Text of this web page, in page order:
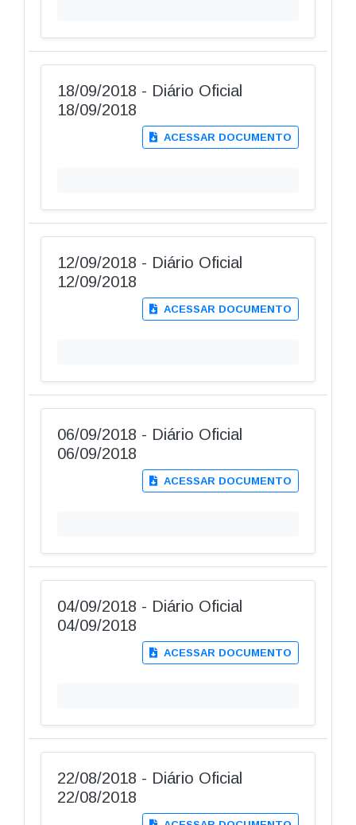
18/09/2018 - Diário Oficial
18/09/2018
ACESSAR DOCUMENTO
12/09/2018 - Diário Oficial
12/09/2018
ACESSAR DOCUMENTO
06/09/2018 - Diário Oficial
06/09/2018
ACESSAR DOCUMENTO
04/09/2018 - Diário Oficial
04/09/2018
ACESSAR DOCUMENTO
22/08/2018 - Diário Oficial
22/08/2018